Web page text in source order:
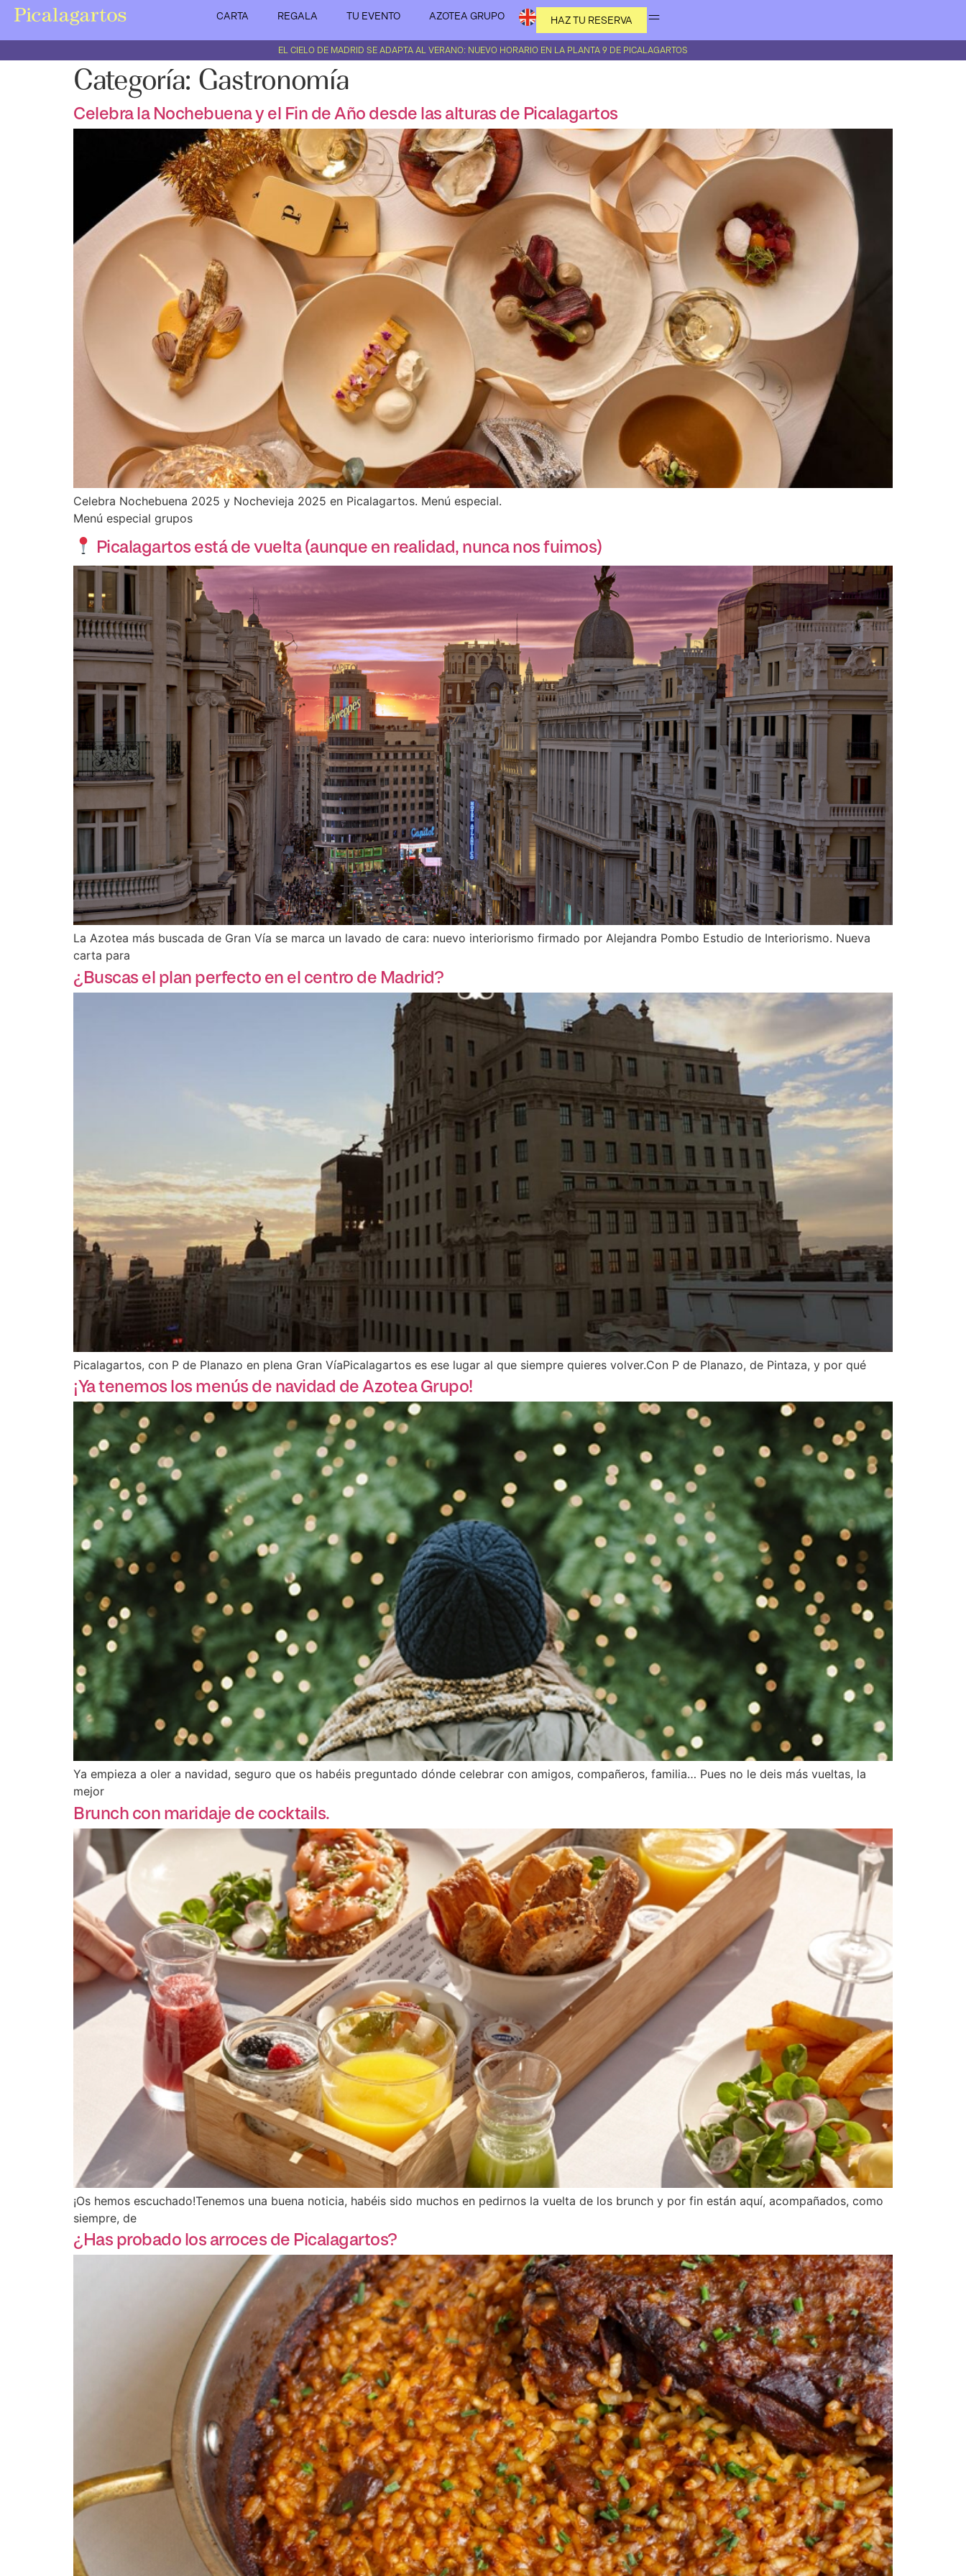
CARTA REGALA TU EVENTO AZOTEA GRUPO HAZ TU RESERVA
EL CIELO DE MADRID SE ADAPTA AL VERANO: NUEVO HORARIO EN LA PLANTA 9 DE PICALAGARTOS
Categoría: Gastronomía
Celebra la Nochebuena y el Fin de Año desde las alturas de Picalagartos
Celebra Nochebuena 2025 y Nochevieja 2025 en Picalagartos. Menú especial.
Menú especial grupos
Picalagartos está de vuelta (aunque en realidad, nunca nos fuimos)
La Azotea más buscada de Gran Vía se marca un lavado de cara: nuevo interiorismo firmado por Alejandra Pombo Estudio de Interiorismo. Nueva
carta para
¿Buscas el plan perfecto en el centro de Madrid?
Picalagartos, con P de Planazo en plena Gran VíaPicalagartos es ese lugar al que siempre quieres volver.Con P de Planazo, de Pintaza, y por qué
¡Ya tenemos los menús de navidad de Azotea Grupo!
Ya empieza a oler a navidad, seguro que os habéis preguntado dónde celebrar con amigos, compañeros, familia… Pues no le deis más vueltas, la
mejor
Brunch con maridaje de cocktails.
¡Os hemos escuchado!Tenemos una buena noticia, habéis sido muchos en pedirnos la vuelta de los brunch y por fin están aquí, acompañados, como
siempre, de
¿Has probado los arroces de Picalagartos?